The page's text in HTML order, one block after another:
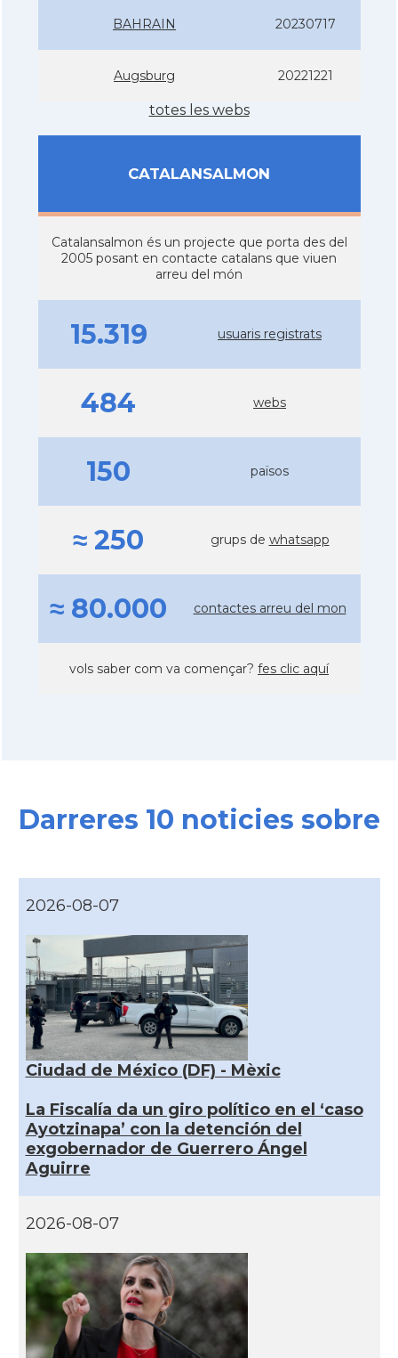
BAHRAIN 20230717
Augsburg 20221221
totes les webs
CATALANSALMON
Catalansalmon és un projecte que porta des del
2005 posant en contacte catalans que viuen
arreu del món
15.319 usuaris registrats
484 webs
150 països
≈ 250 grups de whatsapp
≈ 80.000 contactes arreu del mon
vols saber com va començar? fes clic aquí
Darreres 10 noticies sobre
2026-08-07
Ciudad de México (DF) - Mèxic
La Fiscalía da un giro político en el ‘caso
Ayotzinapa’ con la detención del
exgobernador de Guerrero Ángel
Aguirre
2026-08-07